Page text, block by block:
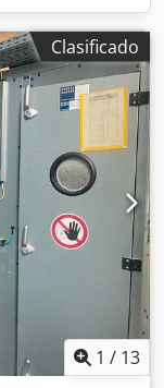
Clasificado
1 / 13